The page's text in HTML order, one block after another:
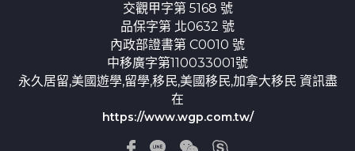
交觀甲字第 5168 號
品保字第 北0632 號
內政部證書第 C0010 號
中移廣字第110033001號
永久居留,美國遊學,留學,移民,美國移民,加拿大移民 資訊盡
在
https://www.wgp.com.tw/